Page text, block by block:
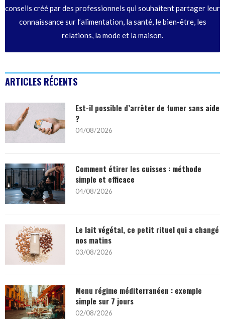
conseils créé par des professionnels qui souhaitent partager leur
connaissance sur l’alimentation, la santé, le bien-être, les
relations, la mode et la maison.
ARTICLES RÉCENTS
Est-il possible d’arrêter de fumer sans aide
?
04/08/2026
Comment étirer les cuisses : méthode
simple et efficace
04/08/2026
Le lait végétal, ce petit rituel qui a changé
nos matins
03/08/2026
Menu régime méditerranéen : exemple
simple sur 7 jours
02/08/2026